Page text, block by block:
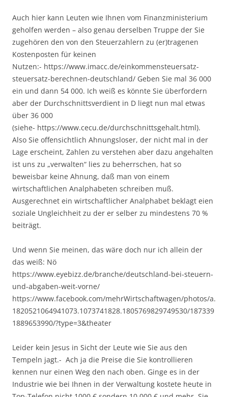
Auch hier kann Leuten wie Ihnen vom Finanzministerium
geholfen werden – also genau derselben Truppe der Sie
zugehören den von den Steuerzahlern zu (er)tragenen
Kostenposten für keinen
Nutzen:- https://www.imacc.de/einkommensteuersatz-
steuersatz-berechnen-deutschland/ Geben Sie mal 36 000
ein und dann 54 000. Ich weiß es könnte Sie überfordern
aber der Durchschnittsverdient in D liegt nun mal etwas
über 36 000
(siehe- https://www.cecu.de/durchschnittsgehalt.html).
Also Sie offensichtlich Ahnungsloser, der nicht mal in der
Lage erscheint, Zahlen zu verstehen aber dazu angehalten
ist uns zu „verwalten“ lies zu beherrschen, hat so
beweisbar keine Ahnung, daß man von einem
wirtschaftlichen Analphabeten schreiben muß.
Ausgerechnet ein wirtschaftlicher Analphabet beklagt eien
soziale Ungleichheit zu der er selber zu mindestens 70 %
beiträgt.
Und wenn Sie meinen, das wäre doch nur ich allein der
das weiß: Nö
https://www.eyebizz.de/branche/deutschland-bei-steuern-
und-abgaben-weit-vorne/
https://www.facebook.com/mehrWirtschaftwagen/photos/a.
1820521064941073.1073741828.1805769829749530/187339
1889653990/?type=3&theater
Leider kein Jesus in Sicht der Leute wie Sie aus den
Tempeln jagt.- Ach ja die Preise die Sie kontrollieren
kennen nur einen Weg den nach oben. Ginge es in der
Industrie wie bei Ihnen in der Verwaltung kostete heute in